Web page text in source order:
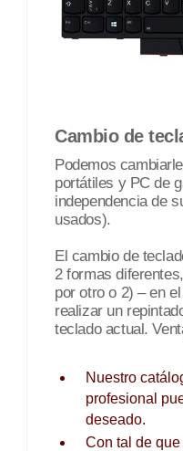
Cambio de
Podemos
portátiles y PC de
independencia de
usados).
El cambio de
2 formas
por otro o 2) – en
realizar un
teclado actual.
Nuestro
profesional
deseado.
Con tal de